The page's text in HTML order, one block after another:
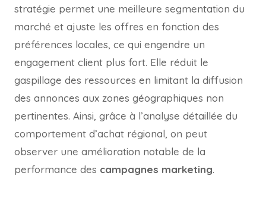
stratégie permet une meilleure segmentation du
marché et ajuste les offres en fonction des
préférences locales, ce qui engendre un
engagement client plus fort. Elle réduit le
gaspillage des ressources en limitant la diffusion
des annonces aux zones géographiques non
pertinentes. Ainsi, grâce à l’analyse détaillée du
comportement d’achat régional, on peut
observer une amélioration notable de la
performance des campagnes marketing.